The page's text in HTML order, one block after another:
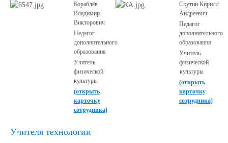
Кораблёв
Владимир
Викторович
Педагог
дополнительного
образования
Учитель
физической
культуры
(открыть
карточку
сотрудника)
Скутин Кирилл
Андреевич
Педагог
дополнительного
образования
Учитель
физической
культуры
(открыть
карточку
сотрудника)
Учителя технологии